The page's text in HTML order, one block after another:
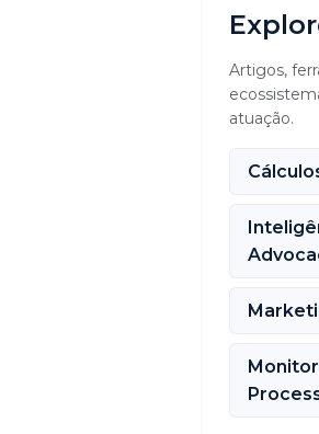
Artigos,
atuação.